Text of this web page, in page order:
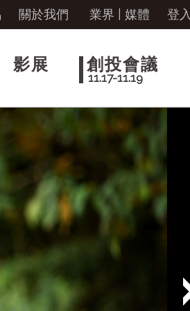
關於我們 業界 | 媒體 登入
影展 創投會議
11.17-11.19